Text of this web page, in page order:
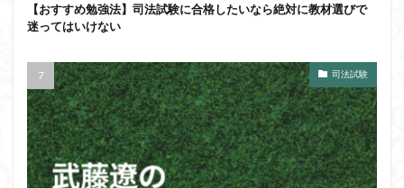
【おすすめ勉強法】司法試験に合格したいなら絶対に教材選びで
迷ってはいけない
司法試験